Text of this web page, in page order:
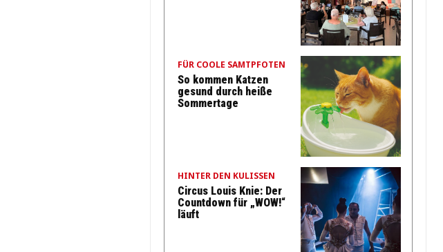
FÜR COOLE SAMTPFOTEN
So kommen Katzen
gesund durch heiße
Sommertage
HINTER DEN KULISSEN
Circus Louis Knie: Der
Countdown für „WOW!“
läuft